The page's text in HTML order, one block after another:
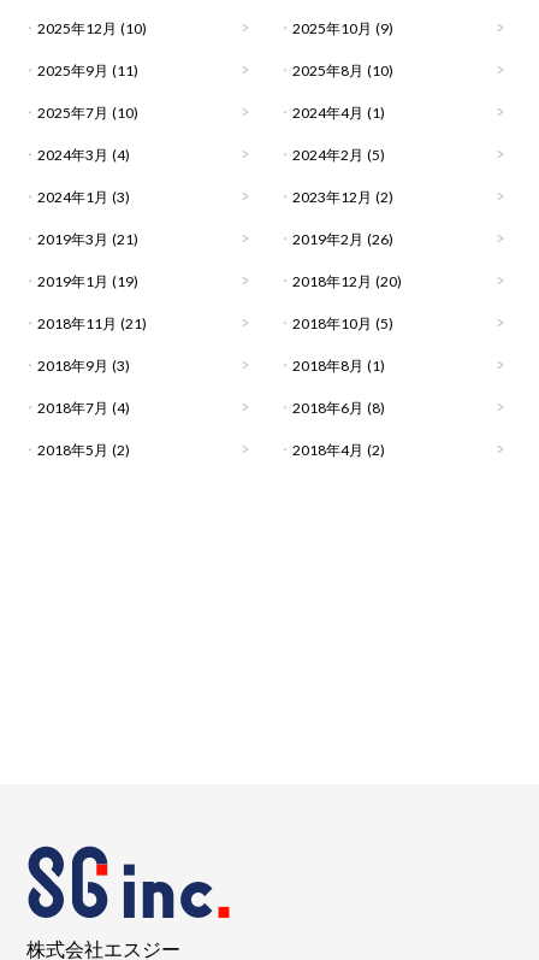
2025年12月 (10) 2025年10月 (9)
2025年9月 (11) 2025年8月 (10)
2025年7月 (10) 2024年4月 (1)
2024年3月 (4) 2024年2月 (5)
2024年1月 (3) 2023年12月 (2)
2019年3月 (21) 2019年2月 (26)
2019年1月 (19) 2018年12月 (20)
2018年11月 (21) 2018年10月 (5)
2018年9月 (3) 2018年8月 (1)
2018年7月 (4) 2018年6月 (8)
2018年5月 (2) 2018年4月 (2)
株式会社エスジー